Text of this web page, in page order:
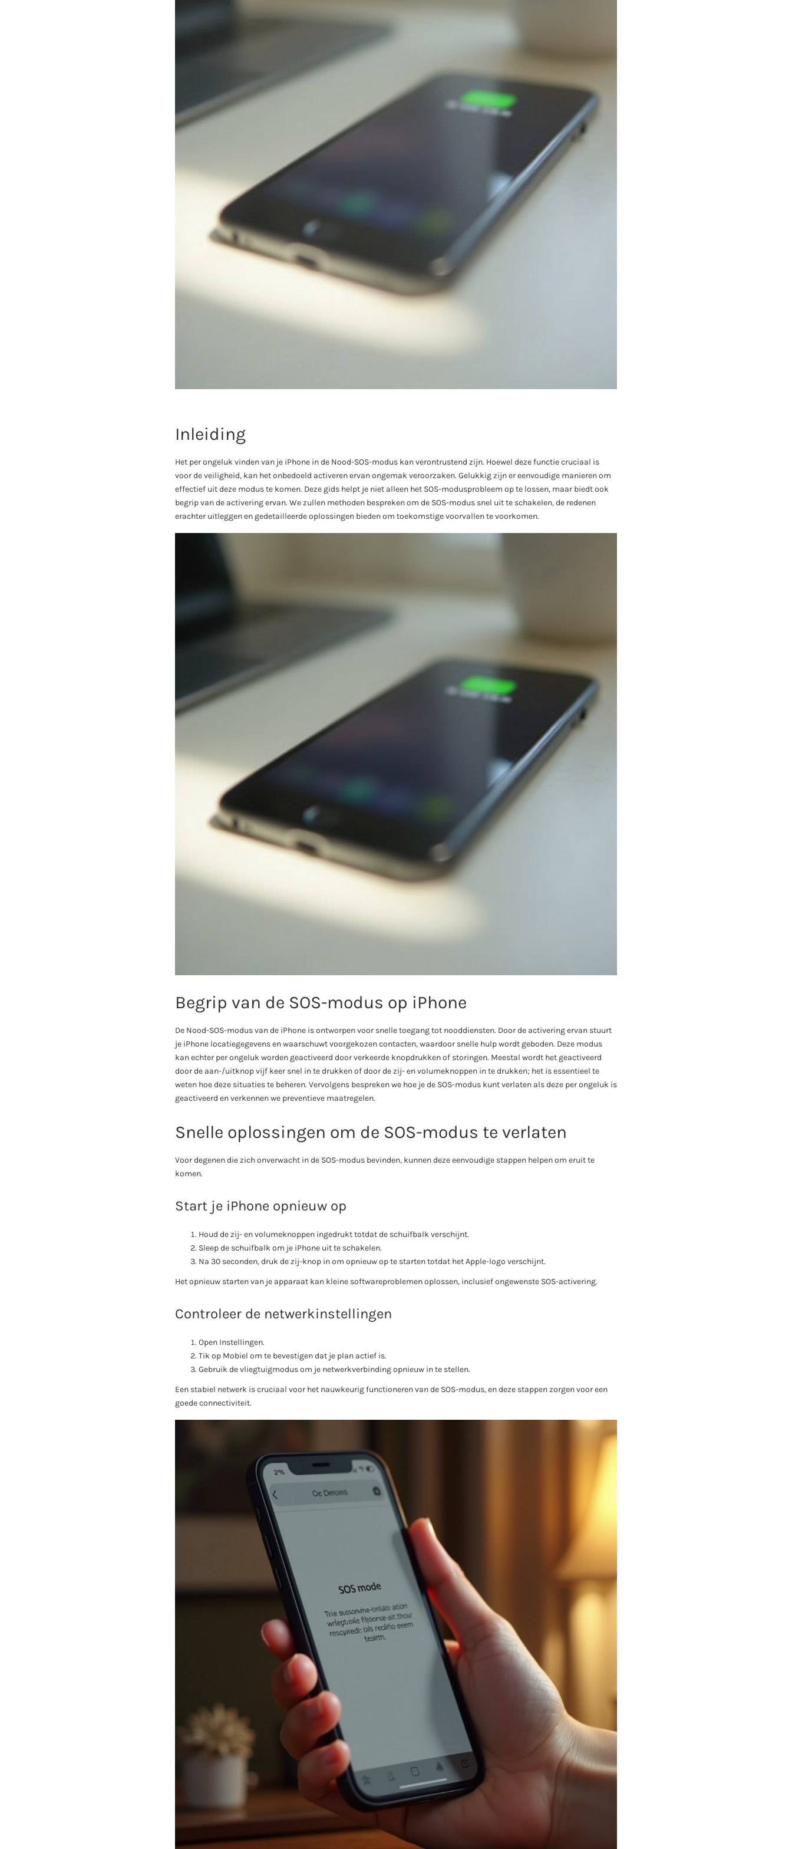
Inleiding
Het per ongeluk vinden van je iPhone in de Nood-SOS-modus kan verontrustend zijn. Hoewel deze functie cruciaal is
voor de veiligheid, kan het onbedoeld activeren ervan ongemak veroorzaken. Gelukkig zijn er eenvoudige manieren om
effectief uit deze modus te komen. Deze gids helpt je niet alleen het SOS-modusprobleem op te lossen, maar biedt ook
begrip van de activering ervan. We zullen methoden bespreken om de SOS-modus snel uit te schakelen, de redenen
erachter uitleggen en gedetailleerde oplossingen bieden om toekomstige voorvallen te voorkomen.
Begrip van de SOS-modus op iPhone
De Nood-SOS-modus van de iPhone is ontworpen voor snelle toegang tot nooddiensten. Door de activering ervan stuurt
je iPhone locatiegegevens en waarschuwt voorgekozen contacten, waardoor snelle hulp wordt geboden. Deze modus
kan echter per ongeluk worden geactiveerd door verkeerde knopdrukken of storingen. Meestal wordt het geactiveerd
door de aan-/uitknop vijf keer snel in te drukken of door de zij- en volumeknoppen in te drukken; het is essentieel te
weten hoe deze situaties te beheren. Vervolgens bespreken we hoe je de SOS-modus kunt verlaten als deze per ongeluk is
geactiveerd en verkennen we preventieve maatregelen.
Snelle oplossingen om de SOS-modus te verlaten
Voor degenen die zich onverwacht in de SOS-modus bevinden, kunnen deze eenvoudige stappen helpen om eruit te
komen.
Start je iPhone opnieuw op
Houd de zij- en volumeknoppen ingedrukt totdat de schuifbalk verschijnt.
Sleep de schuifbalk om je iPhone uit te schakelen.
Na 30 seconden, druk de zij-knop in om opnieuw op te starten totdat het Apple-logo verschijnt.
Het opnieuw starten van je apparaat kan kleine softwareproblemen oplossen, inclusief ongewenste SOS-activering.
Controleer de netwerkinstellingen
Open Instellingen.
Tik op Mobiel om te bevestigen dat je plan actief is.
Gebruik de vliegtuigmodus om je netwerkverbinding opnieuw in te stellen.
Een stabiel netwerk is cruciaal voor het nauwkeurig functioneren van de SOS-modus, en deze stappen zorgen voor een
goede connectiviteit.